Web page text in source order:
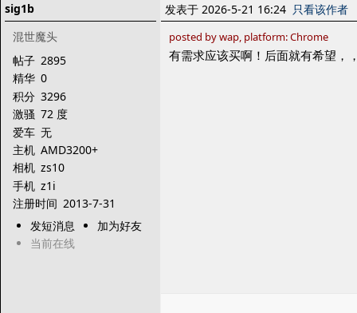
sig1b
混世魔头
帖子 2895
精华 0
积分 3296
激骚 72 度
爱车 无
主机 AMD3200+
相机 zs10
手机 z1i
注册时间 2013-7-31
发短消息
加为好友
当前在线
发表于 2026-5-21 16:24 只看该作者
posted by wap, platform: Chrome
有需求应该买啊！后面就有希望，